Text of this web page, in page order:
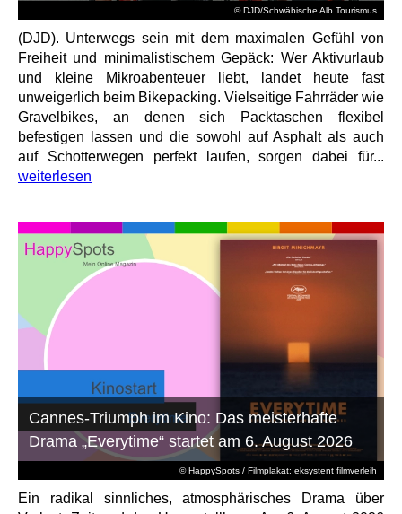
© DJD/Schwäbische Alb Tourismus
(DJD). Unterwegs sein mit dem maximalen Gefühl von
Freiheit und minimalistischem Gepäck: Wer Aktivurlaub
und kleine Mikroabenteuer liebt, landet heute fast
unweigerlich beim Bikepacking. Vielseitige Fahrräder wie
Gravelbikes, an denen sich Packtaschen flexibel
befestigen lassen und die sowohl auf Asphalt als auch
auf Schotterwegen perfekt laufen, sorgen dabei für...
weiterlesen
© HappySpots / Filmplakat: eksystent filmverleih
Cannes-Triumph im Kino: Das meisterhafte
Drama „Everytime“ startet am 6. August 2026
Ein radikal sinnliches, atmosphärisches Drama über